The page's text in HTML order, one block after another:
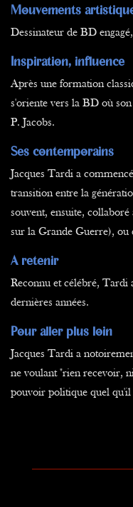
Mouvements
Dessinateur de BD
Inspiration, influence
Après une formation
s'oriente vers la BD où
P. Jacobs.
Ses contemporains
Jacques Tardi a
transition entre la
souvent, ensuite,
sur la Grande Guerre), ou
A retenir
Reconnu et célébré, Tardi
dernières années.
Pour aller plus loin
Jacques Tardi a
ne voulant "rien recevoir,
pouvoir politique quel qu'il